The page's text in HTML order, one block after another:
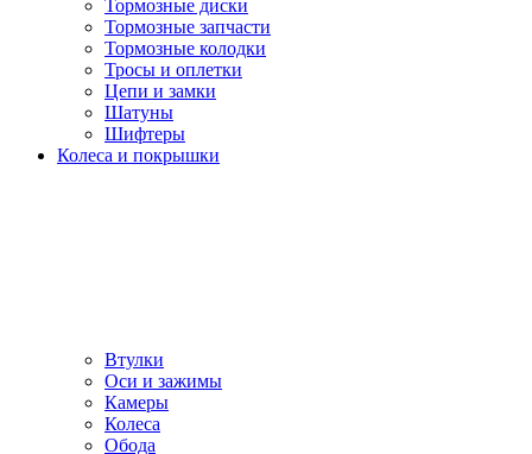
Тормозные диски
Тормозные запчасти
Тормозные колодки
Тросы и оплетки
Цепи и замки
Шатуны
Шифтеры
Колеса и покрышки
Втулки
Оси и зажимы
Камеры
Колeса
Обода